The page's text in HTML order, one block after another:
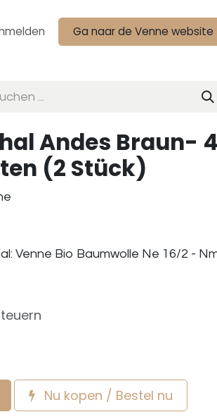
Ga naar de Venne website
Andes Braun- 4
(2 Stück)
Venne Bio Baumwolle Ne 16/2 -
Nu kopen / Bestel nu